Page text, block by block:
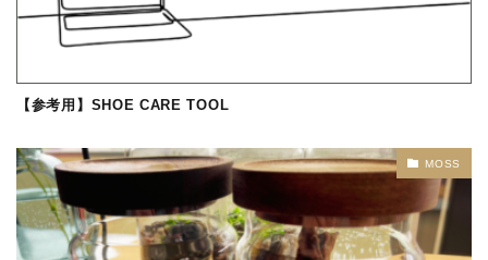
【参考用】SHOE CARE TOOL
MOSS